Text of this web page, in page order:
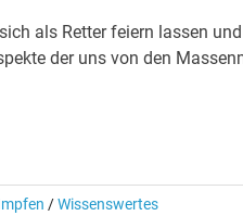
als Retter feiern lassen
der uns von den
/Wissenswertes